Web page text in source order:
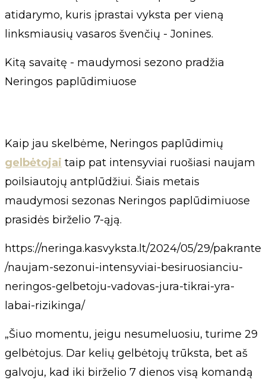
atidarymo, kuris įprastai vyksta per vieną
linksmiausių vasaros švenčių - Jonines.
Kitą savaitę - maudymosi sezono pradžia
Neringos paplūdimiuose
Kaip jau skelbėme, Neringos paplūdimių
gelbėtojai taip pat intensyviai ruošiasi naujam
poilsiautojų antplūdžiui. Šiais metais
maudymosi sezonas Neringos paplūdimiuose
prasidės birželio 7-ąją.
https://neringa.kasvyksta.lt/2024/05/29/pakrante
/naujam-sezonui-intensyviai-besiruosianciu-
neringos-gelbetoju-vadovas-jura-tikrai-yra-
labai-rizikinga/
„Šiuo momentu, jeigu nesumeluosiu, turime 29
gelbėtojus. Dar kelių gelbėtojų trūksta, bet aš
galvoju, kad iki birželio 7 dienos visą komandą